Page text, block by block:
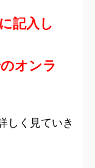
記入し
オンラ
しく見ていき